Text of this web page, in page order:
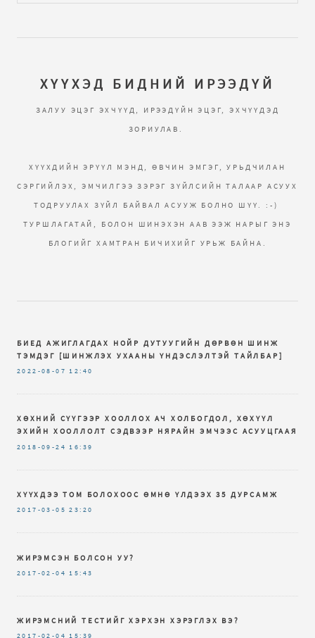
ХҮҮХЭД БИДНИЙ ИРЭЭДҮЙ
ЗАЛУУ ЭЦЭГ ЭХЧҮҮД, ИРЭЭДҮЙН ЭЦЭГ, ЭХЧҮҮДЭД
ЗОРИУЛАВ.
ХҮҮХДИЙН ЭРҮҮЛ МЭНД, ӨВЧИН ЭМГЭГ, УРЬДЧИЛАН
СЭРГИЙЛЭХ, ЭМЧИЛГЭЭ ЗЭРЭГ ЗҮЙЛСИЙН ТАЛААР АСУУХ
ТОДРУУЛАХ ЗҮЙЛ БАЙВАЛ АСУУЖ БОЛНО ШҮҮ. :-)
ТУРШЛАГАТАЙ, БОЛОН ШИНЭХЭН ААВ ЭЭЖ НАРЫГ ЭНЭ
БЛОГИЙГ ХАМТРАН БИЧИХИЙГ УРЬЖ БАЙНА.
БИЕД АЖИГЛАГДАХ НОЙР ДУТУУГИЙН ДӨРВӨН ШИНЖ
ТЭМДЭГ [ШИНЖЛЭХ УХААНЫ ҮНДЭСЛЭЛТЭЙ ТАЙЛБАР]
2022-08-07 12:40
ХӨХНИЙ СҮҮГЭЭР ХООЛЛОХ АЧ ХОЛБОГДОЛ, ХӨХҮҮЛ
ЭХИЙН ХООЛЛОЛТ СЭДВЭЭР НЯРАЙН ЭМЧЭЭС АСУУЦГААЯ
2018-09-24 16:39
ХҮҮХДЭЭ ТОМ БОЛОХООС ӨМНӨ ҮЛДЭЭХ 35 ДУРСАМЖ
2017-03-05 23:20
ЖИРЭМСЭН БОЛСОН УУ?
2017-02-04 15:43
ЖИРЭМСНИЙ ТЕСТИЙГ ХЭРХЭН ХЭРЭГЛЭХ ВЭ?
2017-02-04 15:39